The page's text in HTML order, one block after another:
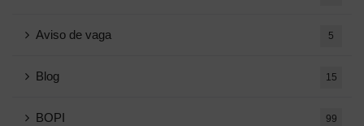
Aviso de vaga 5
Blog 15
BOPI 99